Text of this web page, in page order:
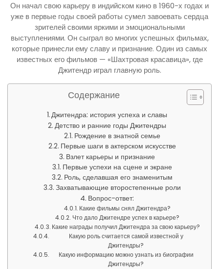
Он начал свою карьеру в индийском кино в 1960-х годах и
уже в первые годы своей работы сумел завоевать сердца
зрителей своими яркими и эмоциональными
выступлениями. Он сыграл во многих успешных фильмах,
которые принесли ему славу и признание. Один из самых
известных его фильмов — «Шахтровая красавица», где
Джитендр играл главную роль.
Содержание
Джитендра: история успеха и славы
Детство и ранние годы Джитендры
Рождение в знатной семье
Первые шаги в актерском искусстве
Взлет карьеры и признание
Первые успехи на сцене и экране
Роль, сделавшая его знаменитым
Захватывающие второстепенные роли
Вопрос-ответ:
Какие фильмы снял Джитендра?
Что дало Джитендре успех в карьере?
Какие награды получил Джитендра за свою карьеру?
Какую роль считается самой известной у
Джитендры?
Какую информацию можно узнать из биографии
Джитендры?